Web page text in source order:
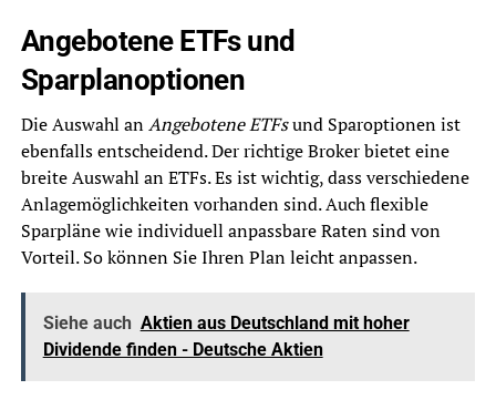
Angebotene ETFs und
Sparplanoptionen
Die Auswahl anAngebotene ETFsund Sparoptionen ist
ebenfalls entscheidend. Der richtige Broker bietet eine
breite Auswahl an ETFs. Es ist wichtig, dass verschiedene
Anlagemöglichkeiten vorhanden sind. Auch flexible
Sparpläne wie individuell anpassbare Raten sind von
Vorteil. So können Sie Ihren Plan leicht anpassen.
Siehe auch Aktien aus Deutschland mit hoher
Dividende finden - Deutsche Aktien